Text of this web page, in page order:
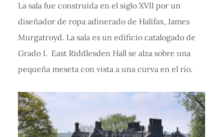
La sala fue construida en el siglo XVII por un
diseñador de ropa adinerado de Halifax, James
Murgatroyd. La sala es un edificio catalogado de
Grado I. East Riddlesden Hall se alza sobre una
pequeña meseta con vista a una curva en el río.